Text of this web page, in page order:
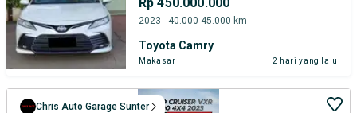
2023 - 40.000-45.000 km
Toyota Camry
Makasar 2 hari yang lalu
Chris Auto Garage Sunter